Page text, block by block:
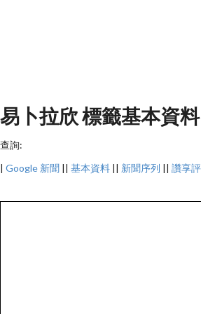
易卜拉欣 標籤基本資料
查詢:
| Google 新聞 || 基本資料 || 新聞序列 || 讚享評